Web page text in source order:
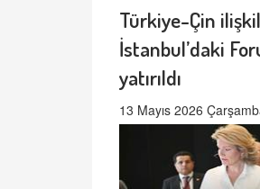
Türkiye-Çin
İstanbul’daki
yatırıldı
13 Mayıs 2026